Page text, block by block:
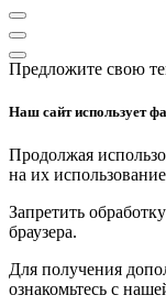
Предложите свою
Наш сайт использует
Продолжая
на их
Запретить
браузера.
Для получения
ознакомьтесь с